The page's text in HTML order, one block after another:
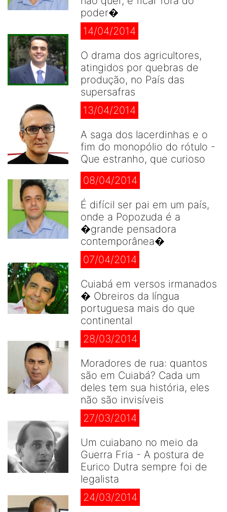
poder�
14/04/2014
O drama dos agricultores,
atingidos por quebras de
produção, no País das
supersafras
13/04/2014
A saga dos lacerdinhas e o
fim do monopólio do rótulo -
Que estranho, que curioso
08/04/2014
É difícil ser pai em um país,
onde a Popozuda é a
�grande pensadora
contemporânea�
07/04/2014
Cuiabá em versos irmanados
� Obreiros da língua
portuguesa mais do que
continental
28/03/2014
Moradores de rua: quantos
são em Cuiabá? Cada um
deles tem sua história, eles
não são invisíveis
27/03/2014
Um cuiabano no meio da
Guerra Fria - A postura de
Eurico Dutra sempre foi de
legalista
24/03/2014